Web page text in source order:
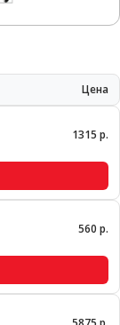
Цена
1315 р.
560 р.